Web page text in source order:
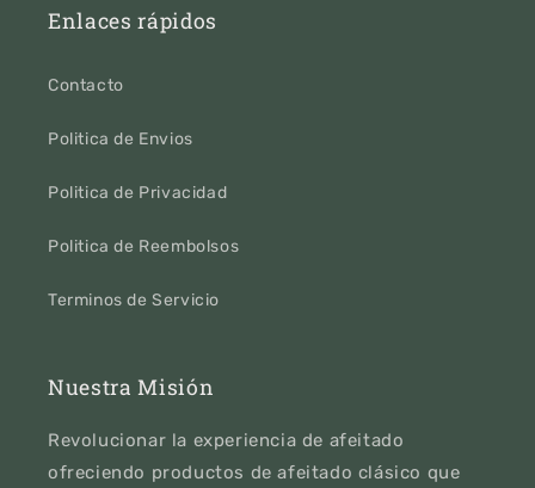
Enlaces rápidos
Contacto
Politica de Envios
Politica de Privacidad
Politica de Reembolsos
Terminos de Servicio
Nuestra Misión
Revolucionar la experiencia de afeitado
ofreciendo productos de afeitado clásico que